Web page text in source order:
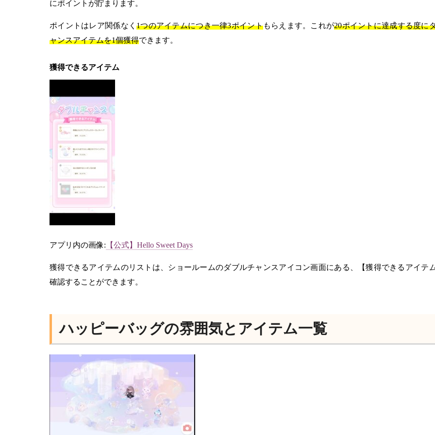
にポイントが貯まります。
ポイントはレア関係なく1つのアイテムにつき一律3ポイントもらえます。これが20ポイントに達成する度に
ャンスアイテムを1個獲得できます。
獲得できるアイテム
アプリ内の画像: 【公式】Hello Sweet Days
獲得できるアイテムのリストは、ショールームのダブルチャンスアイコン画面にある、【獲得できるアイテ
確認することができます。
ハッピーバッグの雰囲気とアイテム一覧